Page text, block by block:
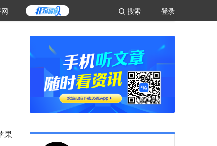
登录
搜索
果